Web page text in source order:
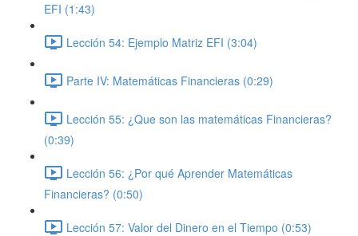
EFI (1:43)
Lección 54: Ejemplo Matriz EFI (3:04)
Parte IV: Matemáticas Financieras (0:29)
Lección 55: ¿Que son las matemáticas Financieras?
(0:39)
Lección 56: ¿Por qué Aprender Matemáticas
Financieras? (0:50)
Lección 57: Valor del Dinero en el Tiempo (0:53)